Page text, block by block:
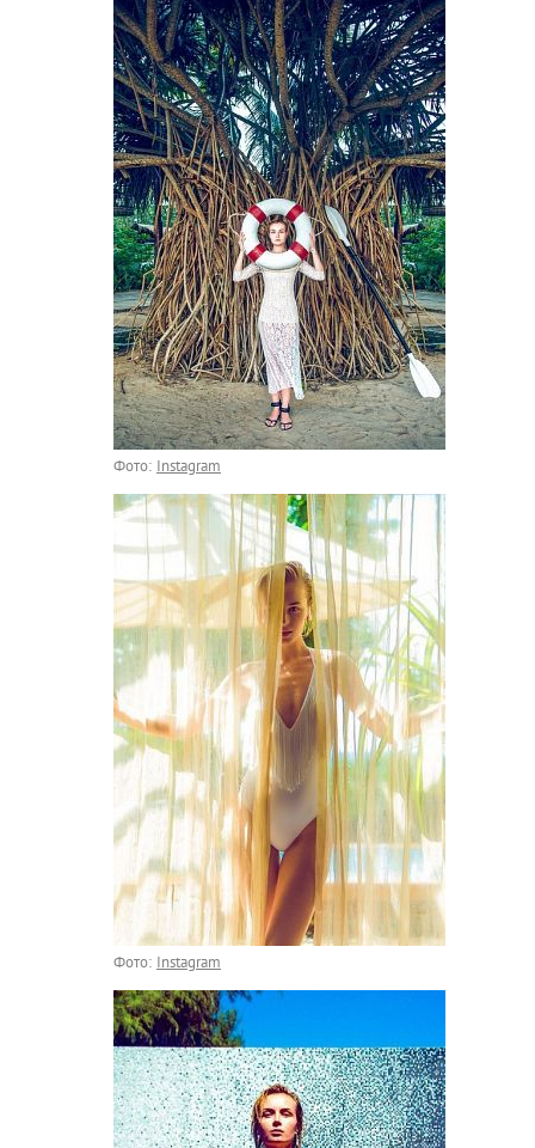
Фото: Instagram
Фото: Instagram